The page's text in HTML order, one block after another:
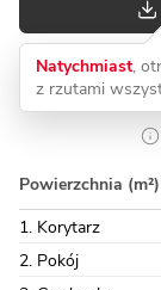
Natychmiast,
z rzutami
Powierzchnia (m²)
1. Korytarz
2. Pokój